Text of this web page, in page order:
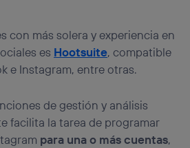
con más solera y experiencia en
es Hootsuite, compatible
e Instagram, entre otras.
de gestión y análisis
facilita la tarea de programar
para una o más cuentas,